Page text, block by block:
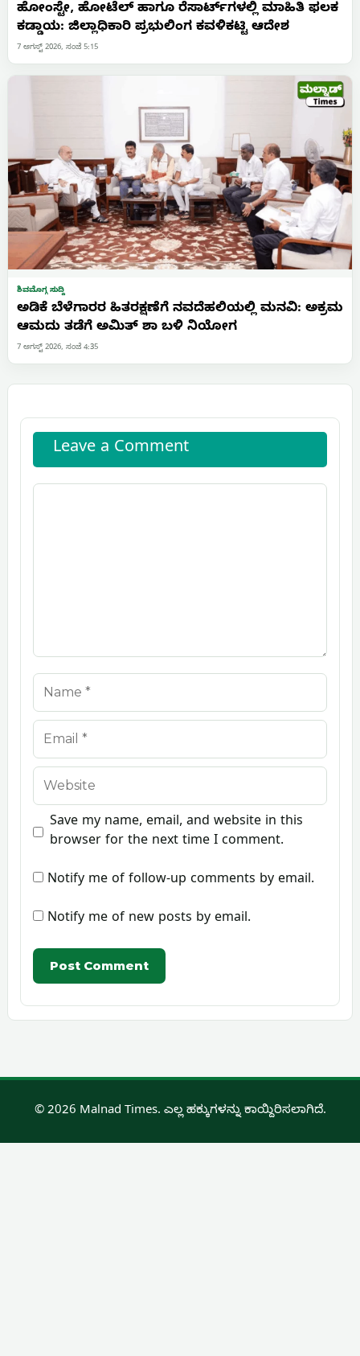
ಹೋಂಸ್ಟೇ, ಹೋಟೆಲ್ ಹಾಗೂ ರೆಸಾರ್ಟ್‌ಗಳಲ್ಲಿ ಮಾಹಿತಿ ಫಲಕ
ಕಡ್ಡಾಯ: ಜಿಲ್ಲಾಧಿಕಾರಿ ಪ್ರಭುಲಿಂಗ ಕವಳಿಕಟ್ಟಿ ಆದೇಶ
7 ಆಗಸ್ಟ್ 2026, ಸಂಜೆ 5:15
ಶಿವಮೊಗ್ಗ ಸುದ್ದಿ
ಅಡಿಕೆ ಬೆಳೆಗಾರರ ಹಿತರಕ್ಷಣೆಗೆ ನವದೆಹಲಿಯಲ್ಲಿ ಮನವಿ: ಅಕ್ರಮ
ಆಮದು ತಡೆಗೆ ಅಮಿತ್ ಶಾ ಬಳಿ ನಿಯೋಗ
7 ಆಗಸ್ಟ್ 2026, ಸಂಜೆ 4:35
Leave a Comment
Comment
Name
Email
Website
Save my name, email, and website in this
browser for the next time I comment.
Notify me of follow-up comments by email.
Notify me of new posts by email.
© 2026 Malnad Times. ಎಲ್ಲ ಹಕ್ಕುಗಳನ್ನು ಕಾಯ್ದಿರಿಸಲಾಗಿದೆ.